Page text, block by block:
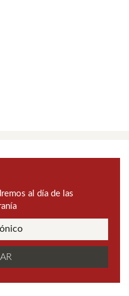
al día de las